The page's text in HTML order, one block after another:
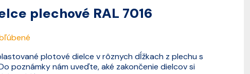
plechové RAL 7016
plotové dielce v rôznych dĺžkach z plechu s
poznámky nám uveďte, aké zakončenie dielcov si